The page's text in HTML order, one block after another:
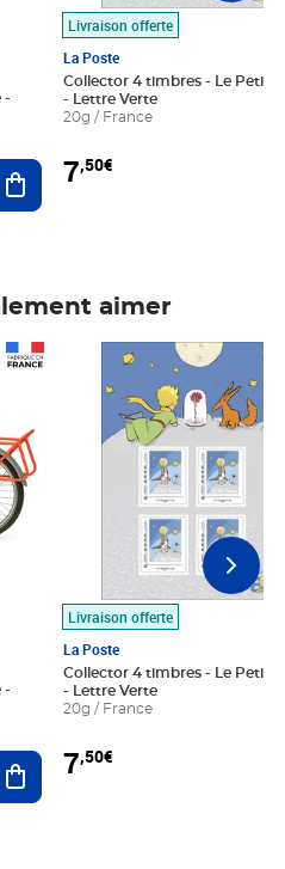
Ajouter au panier
Livraison offerte
La Poste
Collector 4 timbres - Le Petit
- Lettre Verte
20g / France
7,50€
aimer
Ajouter au panier
Livraison offerte
La Poste
Collector 4 timbres - Le Petit
- Lettre Verte
20g / France
7,50€
Prix 7,50€